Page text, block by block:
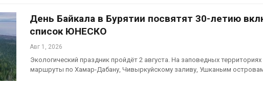
День Байкала в Бурятии посвятят 30-летию
список ЮНЕСКО
Авг 1, 2026
Экологический праздник пройдёт 2 августа. На заповедных
маршруты по Хамар-Дабану, Чивыркуйскому заливу, Ушканьим
В Австралии снизят
стоимость установки
солнечных панелей для
бизнеса
Москвариум отметит 11-
Авг 6, 2026